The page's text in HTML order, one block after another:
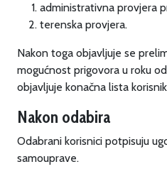
administrativna provjera
terenska provjera.
Nakon toga objavljuje se
mogućnost prigovora u roku od
objavljuje konačna lista
Nakon odabira
Odabrani korisnici potpisuju
samouprave.